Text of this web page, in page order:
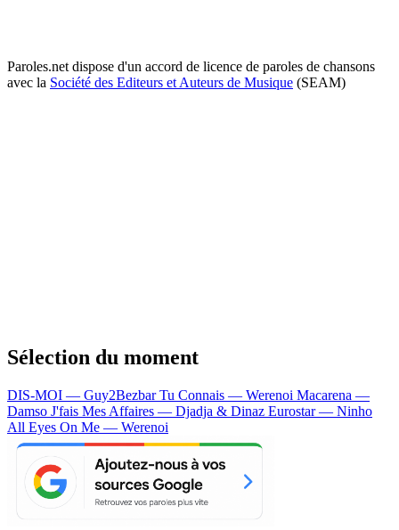
Paroles.net dispose d'un accord de licence de paroles de chansons
avec la Société des Editeurs et Auteurs de Musique (SEAM)
Sélection du moment
DIS-MOI — Guy2BezbarTu Connais — Werenoi Macarena —
Damso J'fais Mes Affaires — Djadja & Dinaz Eurostar — Ninho
All Eyes On Me — Werenoi